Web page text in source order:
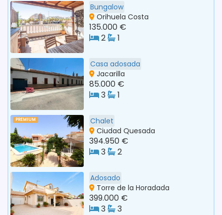
Bungalow
Orihuela Costa
135.000 €
2
1
Casa adosada
Jacarilla
85.000 €
3
1
PREMIUM
Chalet
Ciudad Quesada
394.950 €
3
2
Adosado
Torre de la Horadada
399.000 €
3
3